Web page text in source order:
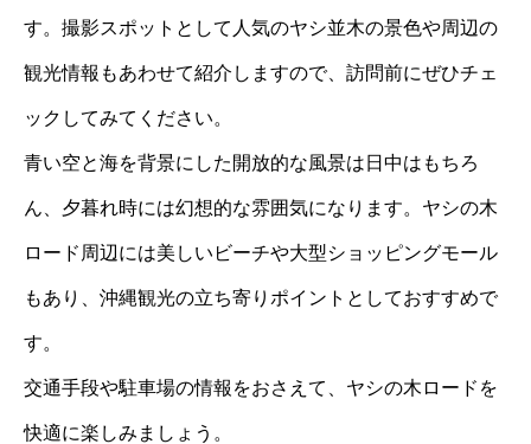
す。撮影スポットとして人気のヤシ並木の景色や周辺の
観光情報もあわせて紹介しますので、訪問前にぜひチェ
ックしてみてください。
青い空と海を背景にした開放的な風景は日中はもちろ
ん、夕暮れ時には幻想的な雰囲気になります。ヤシの木
ロード周辺には美しいビーチや大型ショッピングモール
もあり、沖縄観光の立ち寄りポイントとしておすすめで
す。
交通手段や駐車場の情報をおさえて、ヤシの木ロードを
快適に楽しみましょう。